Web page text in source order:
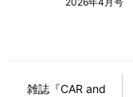
雑誌『CAR and